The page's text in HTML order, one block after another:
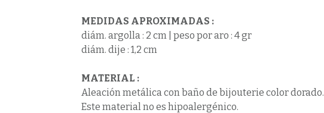
MEDIDAS APROXIMADAS :
diám. argolla : 2 cm | peso por aro : 4 gr
diám. dije : 1,2 cm
MATERIAL :
Aleación metálica con baño de bijouterie color dorado.
Este material no es hipoalergénico.